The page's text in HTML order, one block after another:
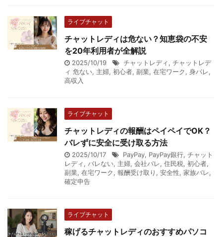
ライブチャット
チャットレディは危ない？知恵袋の不安
を20年利用者が全解説
2025/10/19 チャットレディ, チャットレデ
ィ 危ない, 主婦, 初心者, 副業, 在宅ワーク, 身バレ,
高収入
ライブチャット
チャットレディの報酬はペイペイでOK？
バレずに安全に受け取る方法
2025/10/17 PayPay, PayPay銀行, チャット
レディ, バレない, 主婦, 会社バレ, 住民税, 初心者,
副業, 在宅ワーク, 報酬受け取り , 安全性, 家族バレ,
確定申告
ライブチャット
稼げるチャットレディのおすすめパソコ